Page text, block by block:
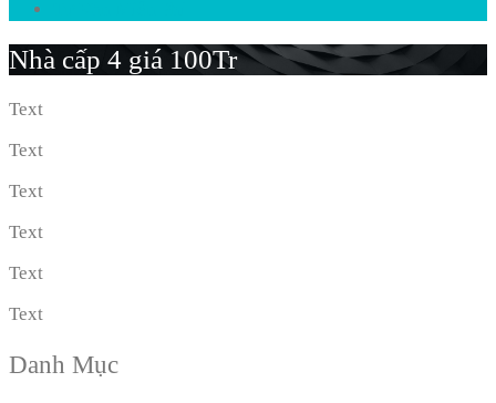
Nhà cấp 4 giá 100Tr
Text
Text
Text
Text
Text
Text
Danh Mục